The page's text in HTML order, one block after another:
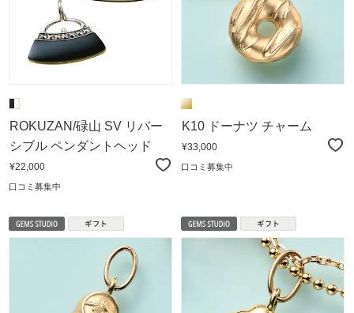
ROKUZAN/碌山 SV リバー
シブル ペンダントヘッド
¥22,000
口コミ募集中
K10 ドーナツ チャーム
¥33,000
口コミ募集中